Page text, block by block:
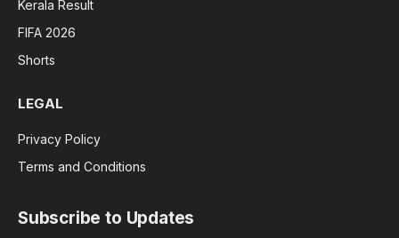
Kerala Result
FIFA 2026
Shorts
LEGAL
Privacy Policy
Terms and Conditions
Subscribe to Updates